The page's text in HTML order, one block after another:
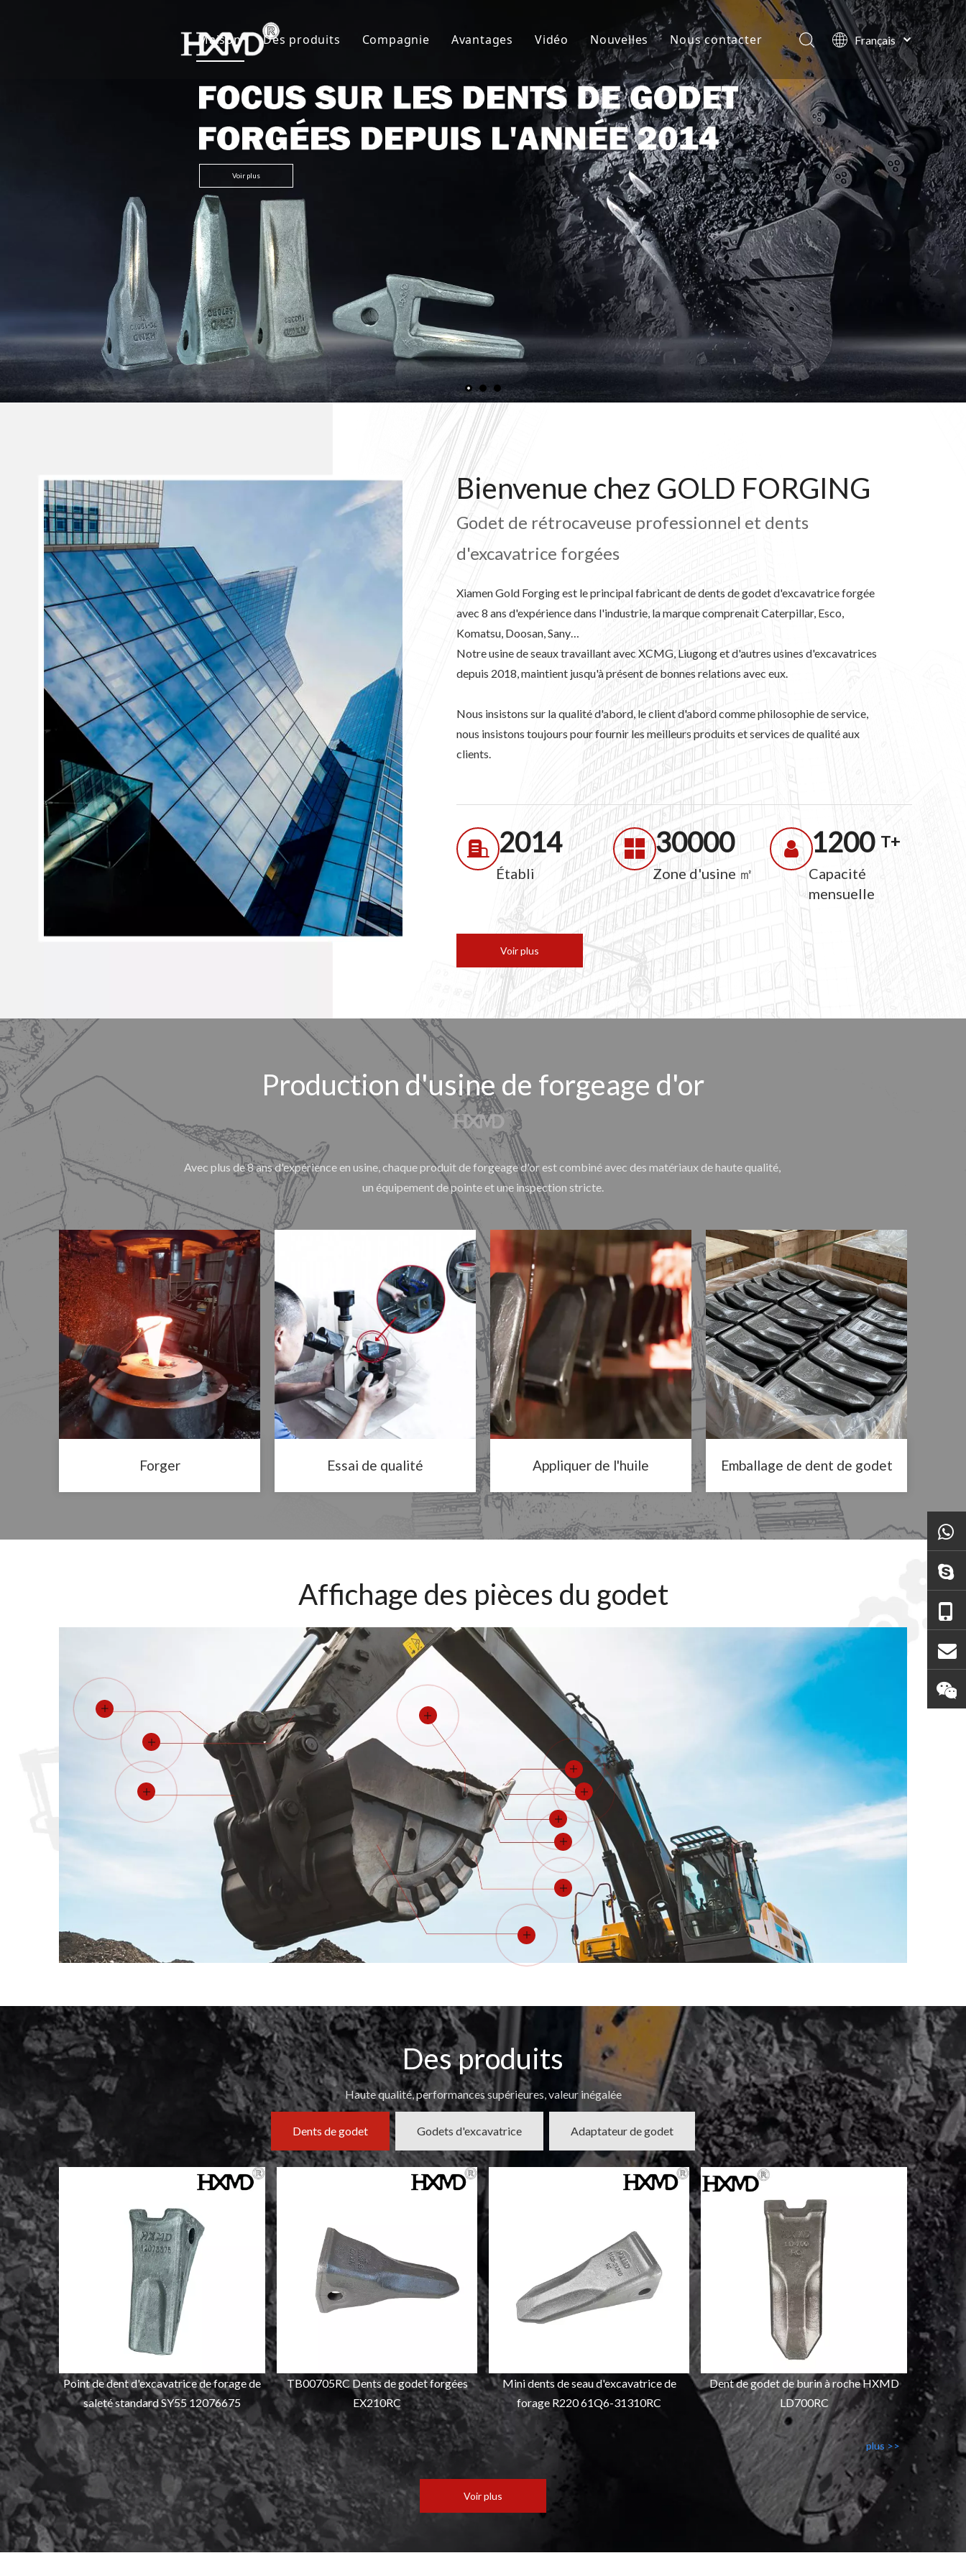
Maison Des produits
Godet d'excavatrice
Adaptateur de dents de godet
Autres accessoires d'excavatrice
Compagnie
Culture
FAQ
Avantages
Production
Service
Vidéo Nouvelles
Nouvelles de la société
Projets
Nous contacter
Français
English
العربية
Pусский
Español
Português
Voir plus
Bienvenue chez GOLD FORGING
Godet de rétrocaveuse professionnel et dents
d'excavatrice forgées
Xiamen Gold Forging est le principal fabricant de dents de godet d'excavatrice forgée
avec 8 ans d'expérience dans l'industrie, la marque comprenait Caterpillar, Esco,
Komatsu, Doosan, Sany…
Notre usine de seaux travaillant avec XCMG, Liugong et d'autres usines d'excavatrices
depuis 2018, maintient jusqu'à présent de bonnes relations avec eux.
Nous insistons sur la qualité d'abord, le client d'abord comme philosophie de service,
nous insistons toujours pour fournir les meilleurs produits et services de qualité aux
clients.
2014
Établi
30000
Zone d'usine ㎡
1200 T+
Capacité
mensuelle
Voir plus
Production d'usine de forgeage d'or
Avec plus de 8 ans d'expérience en usine, chaque produit de forgeage d'or est combiné avec des matériaux de haute qualité,
un équipement de pointe et une inspection stricte.
Forger Essai de qualité Appliquer de l'huile Emballage de dent de godet
Affichage des pièces du godet
Des produits
Haute qualité, performances supérieures, valeur inégalée
Dents de godet Godets d'excavatrice Adaptateur de godet
Point de dent d'excavatrice de forage de
saleté standard SY55 12076675
TB00705RC Dents de godet forgées
EX210RC
Mini dents de seau d'excavatrice de
forage R220 61Q6-31310RC
Dent de godet de burin à roche HXMD
LD700RC
plus >>
Voir plus